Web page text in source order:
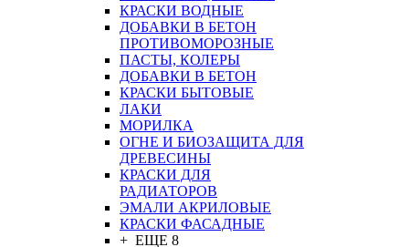
КРАСКИ ВОДНЫЕ
ДОБАВКИ В БЕТОН
ПРОТИВОМОРОЗНЫЕ
ПАСТЫ, КОЛЕРЫ
ДОБАВКИ В БЕТОН
КРАСКИ БЫТОВЫЕ
ЛАКИ
МОРИЛКА
ОГНЕ И БИОЗАЩИТА ДЛЯ
ДРЕВЕСИНЫ
КРАСКИ ДЛЯ
РАДИАТОРОВ
ЭМАЛИ АКРИЛОВЫЕ
КРАСКИ ФАСАДНЫЕ
+ ЕЩЕ 8